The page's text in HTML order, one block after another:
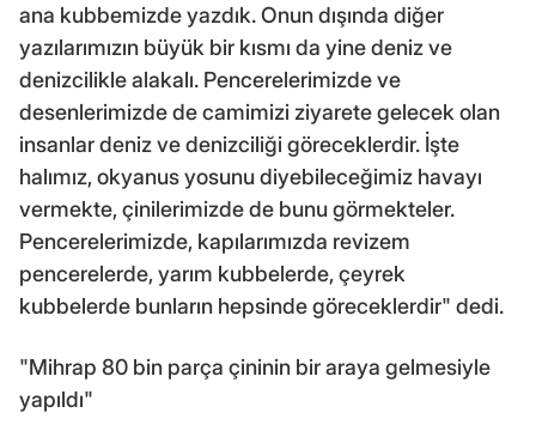
ana kubbemizde yazdık. Onun dışında diğer
yazılarımızın büyük bir kısmı da yine deniz ve
denizcilikle alakalı. Pencerelerimizde ve
desenlerimizde de camimizi ziyarete gelecek olan
insanlar deniz ve denizciliği göreceklerdir. İşte
halımız, okyanus yosunu diyebileceğimiz havayı
vermekte, çinilerimizde de bunu görmekteler.
Pencerelerimizde, kapılarımızda revizem
pencerelerde, yarım kubbelerde, çeyrek
kubbelerde bunların hepsinde göreceklerdir" dedi.
"Mihrap 80 bin parça çininin bir araya gelmesiyle
yapıldı"